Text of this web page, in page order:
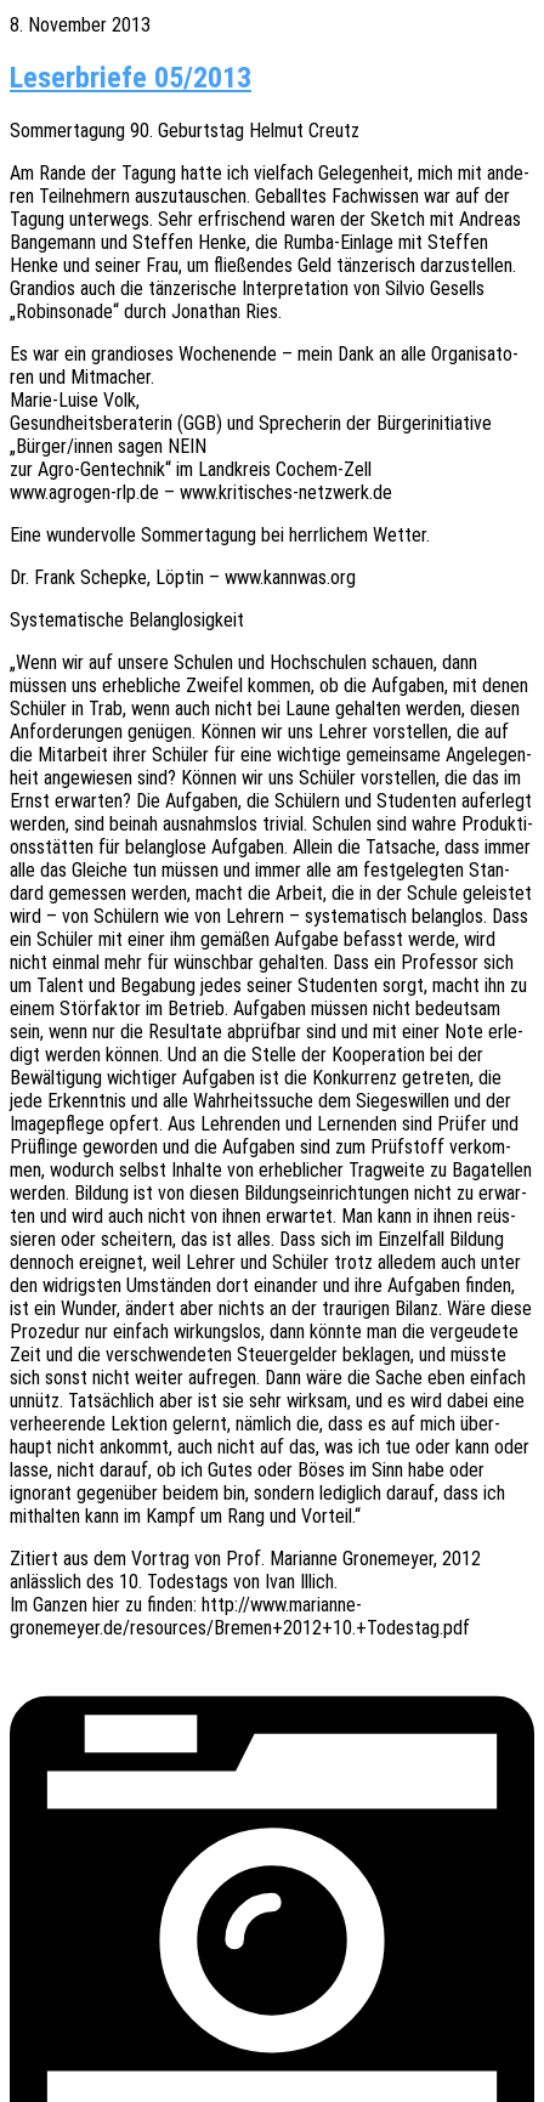
8. November 2013
Leserbriefe 05/2013
Sommer­ta­gung 90. Geburts­tag Helmut Creutz
Am Rande der Tagung hatte ich viel­fach Gele­gen­heit, mich mit ande­
ren Teil­neh­mern auszu­tau­schen. Geball­tes Fach­wis­sen war auf der
Tagung unter­wegs. Sehr erfri­schend waren der Sketch mit Andre­as
Bange­mann und Stef­fen Henke, die Rumba-Einla­ge mit Stef­fen
Henke und seiner Frau, um flie­ßen­des Geld tänze­risch darzu­stel­len.
Gran­di­os auch die tänze­ri­sche Inter­pre­ta­ti­on von Silvio Gesells
„Robin­so­na­de“ durch Jona­than Ries.
Es war ein gran­dio­ses Wochen­en­de – mein Dank an alle Orga­ni­sa­to­
ren und Mitmacher.
Marie-Luise Volk,
Gesund­heits­be­ra­te­rin (GGB) und Spre­che­rin der Bürger­initia­ti­ve
„Bürger/innen sagen NEIN
zur Agro-Gentech­nik“ im Land­kreis Cochem-Zell
www.agrogen-rlp.de – www.kritisches-netzwerk.de
Eine wunder­vol­le Sommer­ta­gung bei herr­li­chem Wetter.
Dr. Frank Schep­ke, Löptin – www.kannwas.org
Syste­ma­ti­sche Belanglosigkeit
„Wenn wir auf unsere Schu­len und Hoch­schu­len schau­en, dann
müssen uns erheb­li­che Zwei­fel kommen, ob die Aufga­ben, mit denen
Schü­ler in Trab, wenn auch nicht bei Laune gehal­ten werden, diesen
Anfor­de­run­gen genü­gen. Können wir uns Lehrer vorstel­len, die auf
die Mitar­beit ihrer Schü­ler für eine wich­ti­ge gemein­sa­me Ange­le­gen­
heit ange­wie­sen sind? Können wir uns Schü­ler vorstel­len, die das im
Ernst erwar­ten? Die Aufga­ben, die Schü­lern und Studen­ten aufer­legt
werden, sind beinah ausnahms­los trivi­al. Schu­len sind wahre Produk­ti­
ons­stät­ten für belang­lo­se Aufga­ben. Allein die Tatsa­che, dass immer
alle das Glei­che tun müssen und immer alle am fest­ge­leg­ten Stan­
dard gemes­sen werden, macht die Arbeit, die in der Schule geleis­tet
wird – von Schü­lern wie von Lehrern – syste­ma­tisch belang­los. Dass
ein Schü­ler mit einer ihm gemä­ßen Aufga­be befasst werde, wird
nicht einmal mehr für wünschbar gehal­ten. Dass ein Profes­sor sich
um Talent und Bega­bung jedes seiner Studen­ten sorgt, macht ihn zu
einem Stör­fak­tor im Betrieb. Aufga­ben müssen nicht bedeut­sam
sein, wenn nur die Resul­ta­te abprüfbar sind und mit einer Note erle­
digt werden können. Und an die Stelle der Koope­ra­ti­on bei der
Bewäl­ti­gung wich­ti­ger Aufga­ben ist die Konkur­renz getre­ten, die
jede Erkennt­nis und alle Wahr­heits­su­che dem Sieges­wil­len und der
Image­pfle­ge opfert. Aus Lehren­den und Lernen­den sind Prüfer und
Prüf­lin­ge gewor­den und die Aufga­ben sind zum Prüfstoff verkom­
men, wodurch selbst Inhal­te von erheb­li­cher Trag­wei­te zu Baga­tel­len
werden. Bildung ist von diesen Bildungs­ein­rich­tun­gen nicht zu erwar­
ten und wird auch nicht von ihnen erwar­tet. Man kann in ihnen reüs­
sie­ren oder schei­tern, das ist alles. Dass sich im Einzel­fall Bildung
dennoch ereig­net, weil Lehrer und Schü­ler trotz alle­dem auch unter
den widrigs­ten Umstän­den dort einan­der und ihre Aufga­ben finden,
ist ein Wunder, ändert aber nichts an der trau­ri­gen Bilanz. Wäre diese
Proze­dur nur einfach wirkungs­los, dann könnte man die vergeu­de­te
Zeit und die verschwen­de­ten Steu­er­gel­der bekla­gen, und müsste
sich sonst nicht weiter aufre­gen. Dann wäre die Sache eben einfach
unnütz. Tatsäch­lich aber ist sie sehr wirk­sam, und es wird dabei eine
verhee­ren­de Lekti­on gelernt, nämlich die, dass es auf mich über­
haupt nicht ankommt, auch nicht auf das, was ich tue oder kann oder
lasse, nicht darauf, ob ich Gutes oder Böses im Sinn habe oder
igno­rant gegen­über beidem bin, sondern ledig­lich darauf, dass ich
mithal­ten kann im Kampf um Rang und Vorteil.“
Zitiert aus dem Vortrag von Prof. Mari­an­ne Grone­mey­er, 2012
anläss­lich des 10. Todes­tags von Ivan Illich.
Im Ganzen hier zu finden: http://www.marianne-
gronemeyer.de/resources/Bremen+2012+10.+Todestag.pdf